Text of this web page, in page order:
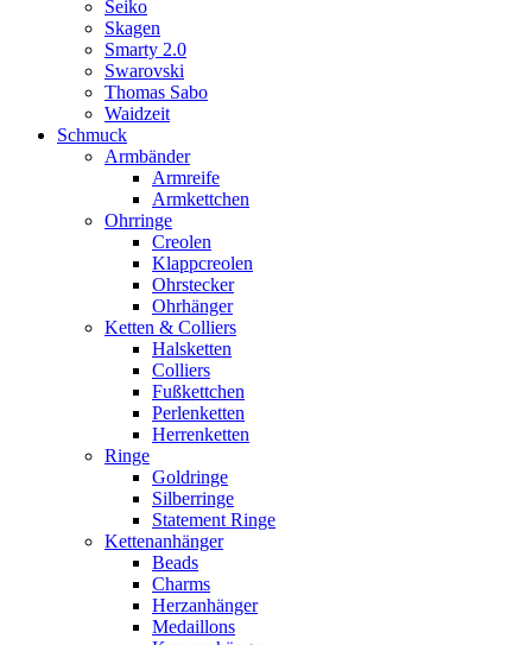
Seiko
Skagen
Smarty 2.0
Swarovski
Thomas Sabo
Waidzeit
Schmuck
Armbänder
Armreife
Armkettchen
Ohrringe
Creolen
Klappcreolen
Ohrstecker
Ohrhänger
Ketten & Colliers
Halsketten
Colliers
Fußkettchen
Perlenketten
Herrenketten
Ringe
Goldringe
Silberringe
Statement Ringe
Kettenanhänger
Beads
Charms
Herzanhänger
Medaillons